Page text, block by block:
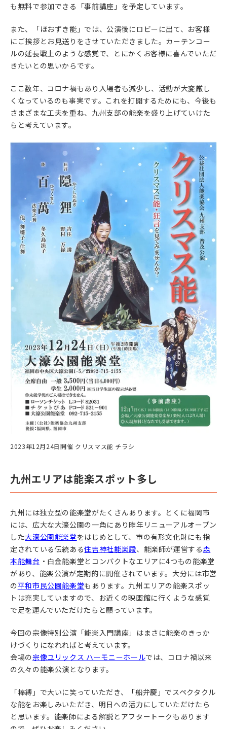
も無料で参加できる「事前講座」を予定しています。
また、「ほおずき能」では、公演後にロビーに出て、お客様
にご挨拶とお見送りをさせていただきました。カーテンコー
ルの延長戦上のような感覚で、とにかくお客様に喜んでいただ
きたいとの思いからです。
ここ数年、コロナ禍もあり入場者も減少し、活動が大変厳し
くなっているのも事実です。これを打開するためにも、今後も
さまざまな工夫を重ね、九州支部の能楽を盛り上げていけた
らと考えています。
2023年12月24日開催 クリスマス能 チラシ
九州エリアは能楽スポット多し
九州には独立型の能楽堂がたくさんあります。とくに福岡市
には、広大な大濠公園の一角にあり昨年リニューアルオープン
した大濠公園能楽堂をはじめとして、市の有形文化財にも指
定されている伝統ある住吉神社能楽殿、能楽師が運営する森
本能舞台 ・白金能楽堂とコンパクトなエリアに4つもの能楽堂
があり、能楽公演が定期的に開催されています。大分には市営
の平和市民公園能楽堂もあります。九州エリアの能楽スポッ
トは充実していますので、お近くの映画館に行くような感覚
で足を運んでいただけたらと願っています。
今回の宗像特別公演「能楽入門講座」はまさに能楽のきっか
けづくりになれればと考えています。
会場の宗像ユリックス ハーモニーホールでは、コロナ禍以来
の久々の能楽公演となります。
「棒縛」で大いに笑っていただき、「船弁慶」でスペクタクル
な能をお楽しみいただき、明日への活力にしていただけたら
と思います。能楽師による解説とアフタートークもあります